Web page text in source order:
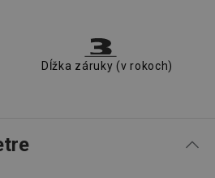
Dĺžka záruky (v rokoch)